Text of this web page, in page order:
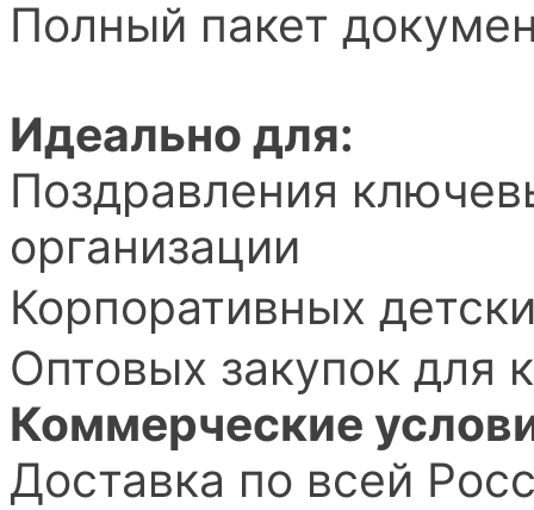
Полный пакет
Идеально для:
Поздравления
организации
Корпоративных
Оптовых закупок для
Коммерческие
Доставка по всей